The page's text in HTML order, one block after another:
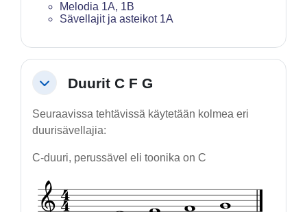
Melodia 1A, 1B
Sävellajit ja asteikot 1A
TiivistäDuurit C F G
Seuraavissa tehtävissä käytetään kolmea eri
duurisävellajia:
C-duuri, perussävel eli toonika on C